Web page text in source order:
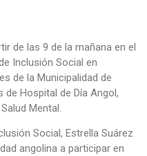
de las 9 de la mañana en el
Inclusión Social en
de la Municipalidad de
de Hospital de Día Angol,
Mental.
Social, Estrella Suárez
angolina a participar en